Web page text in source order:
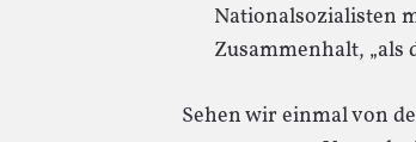
Nationalsozialisten
Zusammenhalt, „als
Sehen wir einmal von